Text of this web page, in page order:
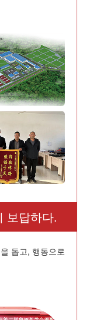
보답하다.
돕고, 행동으로